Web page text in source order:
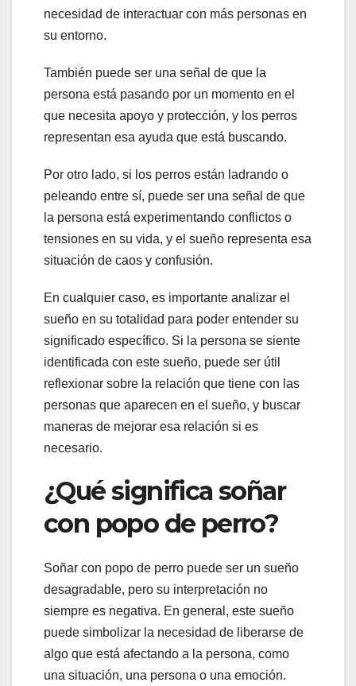
necesidad de interactuar con más personas en
su entorno.
También puede ser una señal de que la
persona está pasando por un momento en el
que necesita apoyo y protección, y los perros
representan esa ayuda que está buscando.
Por otro lado, si los perros están ladrando o
peleando entre sí, puede ser una señal de que
la persona está experimentando conflictos o
tensiones en su vida, y el sueño representa esa
situación de caos y confusión.
En cualquier caso, es importante analizar el
sueño en su totalidad para poder entender su
significado específico. Si la persona se siente
identificada con este sueño, puede ser útil
reflexionar sobre la relación que tiene con las
personas que aparecen en el sueño, y buscar
maneras de mejorar esa relación si es
necesario.
¿Qué significa soñar
con popo de perro?
Soñar con popo de perro puede ser un sueño
desagradable, pero su interpretación no
siempre es negativa. En general, este sueño
puede simbolizar la necesidad de liberarse de
algo que está afectando a la persona, como
una situación, una persona o una emoción.